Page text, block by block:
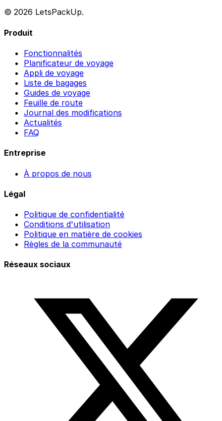
© 2026 LetsPackUp.
Produit
Fonctionnalités
Planificateur de voyage
Appli de voyage
Liste de bagages
Guides de voyage
Feuille de route
Journal des modifications
Actualités
FAQ
Entreprise
À propos de nous
Légal
Politique de confidentialité
Conditions d'utilisation
Politique en matière de cookies
Règles de la communauté
Réseaux sociaux